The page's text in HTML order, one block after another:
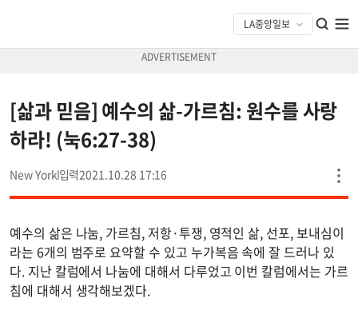
[삶과 믿음] 예수의 삶-가르침: 원수를 사랑
하라! (눅6:27-38)
New York 2021.10.28 17:16
예수의 삶은 나눔, 가르침, 저항·투쟁, 영적인 삶, 선포, 보내심이
라는 6개의 범주로 요약할 수 있고 누가복음 속에 잘 드러나 있
다. 지난 칼럼에서 나눔에 대해서 다루었고 이번 칼럼에서는 가르
침에 대해서 생각해보겠다.